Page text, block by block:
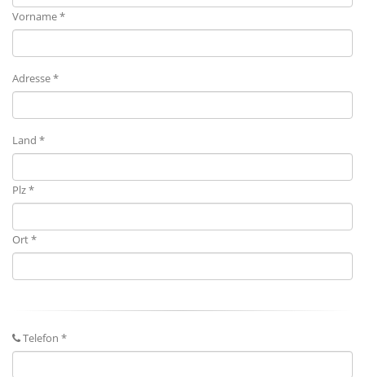
Vorname *
Adresse *
Land *
Plz *
Ort *
Telefon *